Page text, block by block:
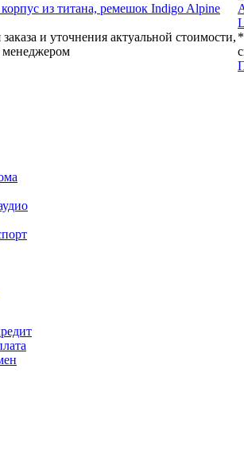
из титана, ремешок Indigo Alpine
и уточнения актуальной стоимости,
менеджером